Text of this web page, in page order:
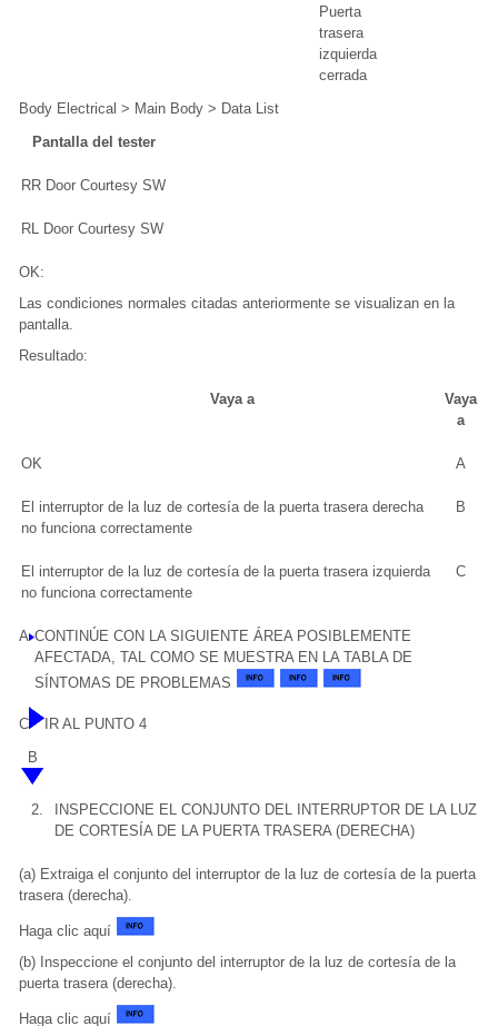
Puerta
trasera
izquierda
cerrada
Body Electrical > Main Body > Data List
Pantalla del tester
RR Door Courtesy SW
RL Door Courtesy SW
OK:
Las condiciones normales citadas anteriormente se visualizan en la
pantalla.
Resultado:
Vaya a
Vaya
a
OK A
El interruptor de la luz de cortesía de la puerta trasera derecha
no funciona correctamente
B
El interruptor de la luz de cortesía de la puerta trasera izquierda
no funciona correctamente
C
A CONTINÚE CON LA SIGUIENTE ÁREA POSIBLEMENTE
AFECTADA, TAL COMO SE MUESTRA EN LA TABLA DE
SÍNTOMAS DE PROBLEMAS
C
IR AL PUNTO 4
B
2.
INSPECCIONE EL CONJUNTO DEL INTERRUPTOR DE LA LUZ
DE CORTESÍA DE LA PUERTA TRASERA (DERECHA)
(a) Extraiga el conjunto del interruptor de la luz de cortesía de la puerta
trasera (derecha).
Haga clic aquí
(b) Inspeccione el conjunto del interruptor de la luz de cortesía de la
puerta trasera (derecha).
Haga clic aquí